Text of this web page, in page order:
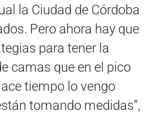
la Ciudad de Córdoba
Pero ahora hay que
para tener la
camas que en el pico
tiempo lo vengo
tomando medidas”,